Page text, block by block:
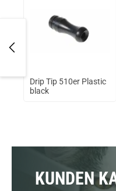
Drip Tip 510er Plastic
black
KUNDEN